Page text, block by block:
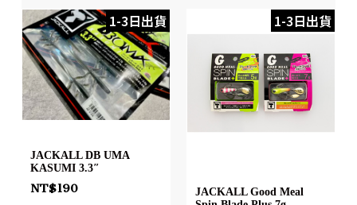
1-3日出貨
JACKALL DB UMA
KASUMI 3.3″
NT$190
1-3日出貨
JACKALL Good Meal